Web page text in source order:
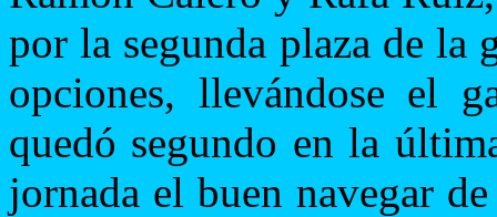
por la segunda plaza de la
opciones, llevándose el
quedó segundo en la
jornada el buen navegar